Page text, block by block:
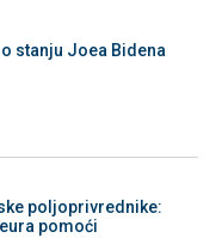
stanju Joea Bidena
poljoprivrednike:
pomoći